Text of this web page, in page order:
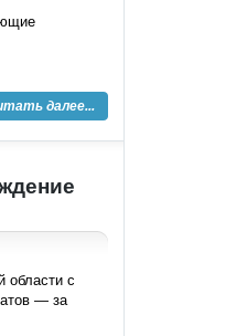
далее...
области с
— за